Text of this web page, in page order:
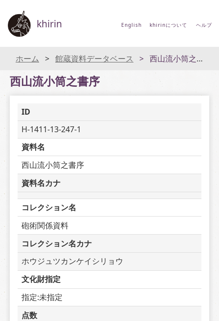
khirin English khirinについて ヘルプ
ホーム 館蔵資料データベース 西山流小筒之書序
西山流小筒之書序
ID
H-1411-13-247-1
資料名
西山流小筒之書序
資料名カナ
コレクション名
砲術関係資料
コレクション名カナ
ホウジュツカンケイシリョウ
文化財指定
指定:未指定
点数